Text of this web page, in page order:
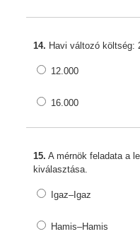
14. Havi változó költség:
12.000
16.000
15. A mérnök feladata a
kiválasztása.
Igaz–Igaz
Hamis–Hamis